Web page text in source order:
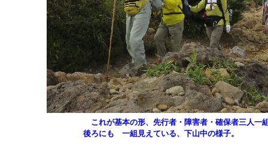
これが基本の形、先行者・障害者・確保者三人一
後ろにも 一組見えている、下山中の様子。